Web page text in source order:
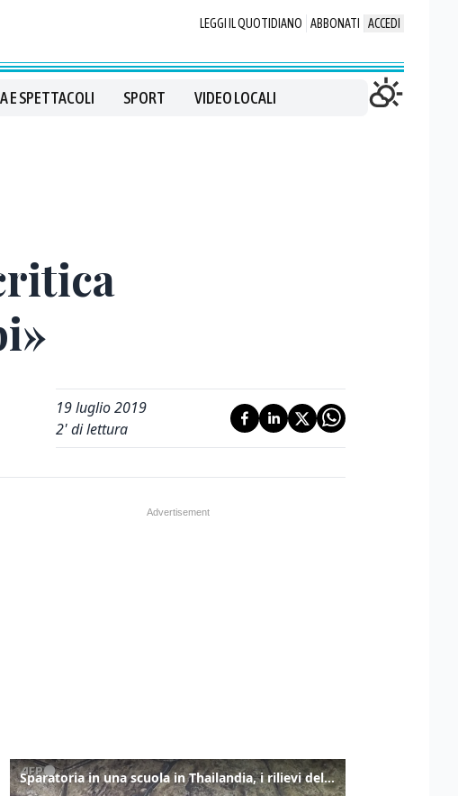
LEGGI IL QUOTIDIANO ABBONATI ACCEDI
E SPETTACOLI SPORT VIDEO LOCALI
19 luglio 2019
2' di lettura
Sparatoria in una scuola in Thailandia, i rilievi della polizia